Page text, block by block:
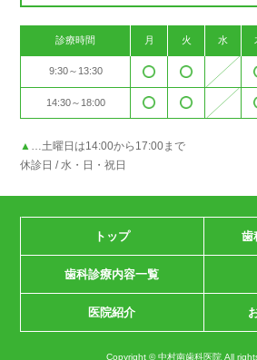
診療時間 月 火 水
9:30～13:30
14:30～18:00
▲ …土曜日は14:00から17:00まで
休診日 / 水・日・祝日
トップ 歯
歯科診療内容一覧
医院紹介
Copyright © 中村南歯科医院 All